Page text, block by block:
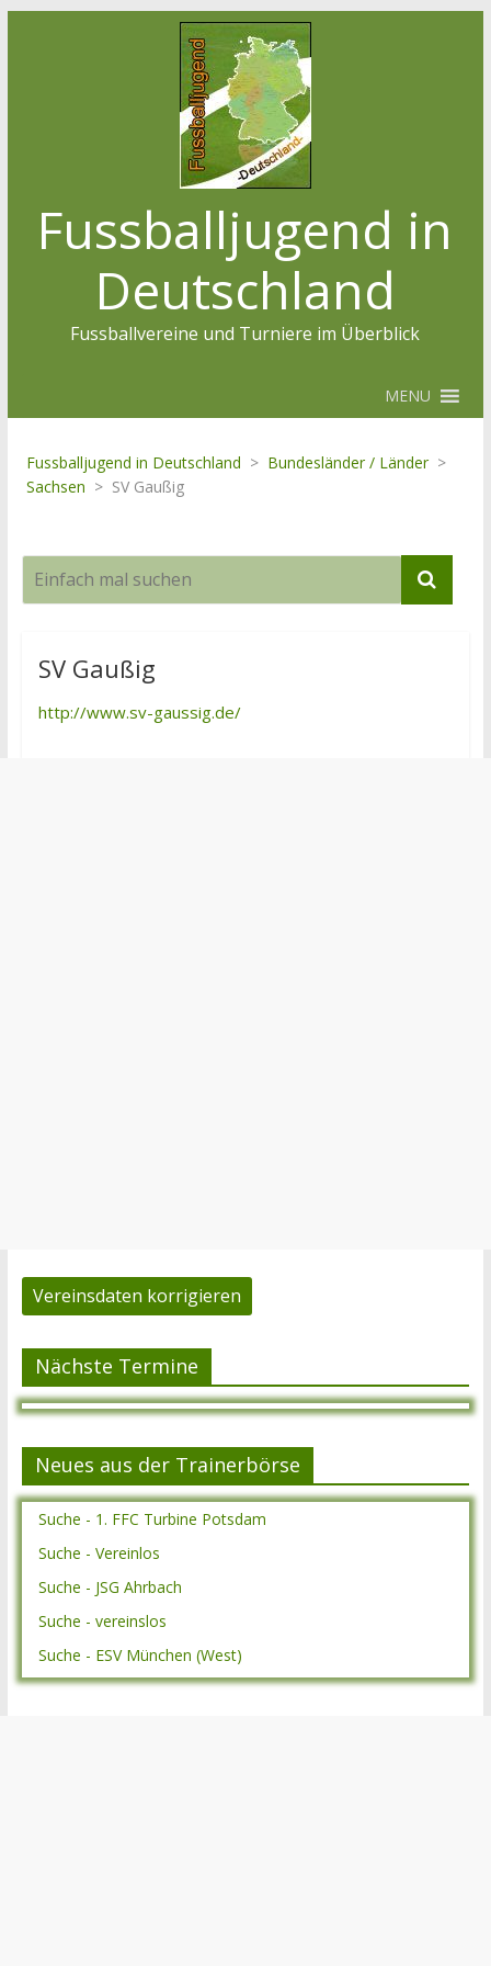
Fussballjugend in
Deutschland
Fussballvereine und Turniere im Überblick
MENU
Fussballjugend in Deutschland > Bundesländer / Länder >
Sachsen > SV Gaußig
SV Gaußig
http://www.sv-gaussig.de/
Vereinsdaten korrigieren
Nächste Termine
Neues aus der Trainerbörse
Suche - 1. FFC Turbine Potsdam
Suche - Vereinlos
Suche - JSG Ahrbach
Suche - vereinslos
Suche - ESV München (West)